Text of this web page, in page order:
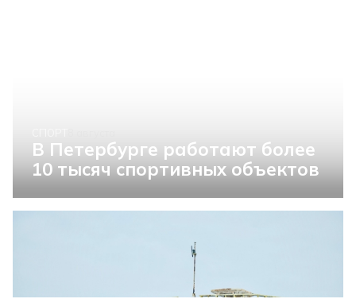
В Петербурге работают более
10 тысяч спортивных объектов